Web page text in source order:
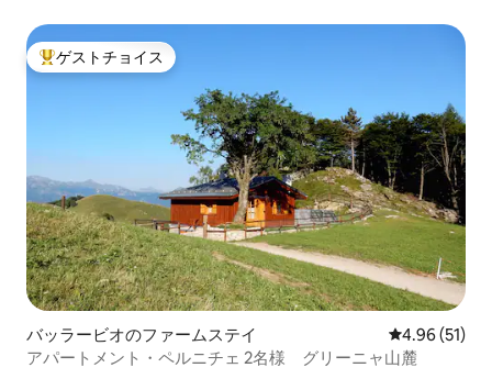
大好評のゲストチョイスです。
ゲストチョイス
バッラービオのファームステイ レビュー51
4.96 (51)
アパートメント・ペルニチェ 2名様 グリーニャ山麓